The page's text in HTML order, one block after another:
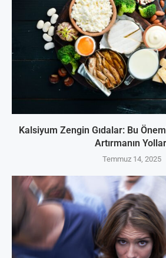
Kalsiyum Zengin Gıdalar: Bu
Artırmanın
Temmuz 14, 2025